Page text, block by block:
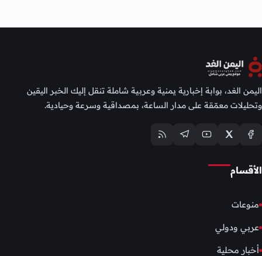
اليمن الغد، بوابة إخبارية يمنية وعربية شاملة تنقل إليك الخبر اليقين
وتحليلات معمّقة على مدار الساعة، بمصداقية وسرعة وحيادية.
الأقسام
منوعات
عربي ودولي
أخبار محلية